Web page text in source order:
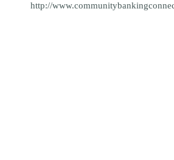
http://